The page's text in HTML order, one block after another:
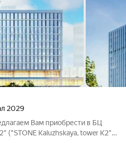
2029
Вам приобрести в БЦ
("STONE Kaluzhskaya, tower К2")